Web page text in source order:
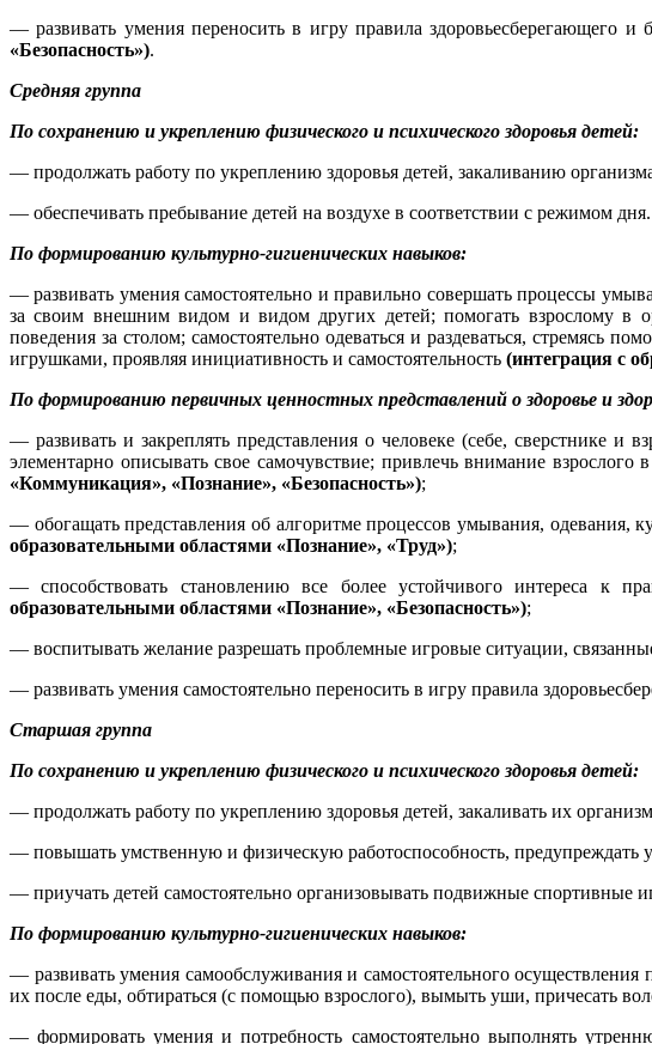
— развивать умения переносить в игру правила здоровьесберегающего и
«Безопасность»).
Средняя группа
По сохранению и укреплению физического и психического здоровья детей:
— продолжать работу по укреплению здоровья детей, закаливанию
— обеспечивать пребывание детей на воздухе в соответствии с режимом дня.
По формированию культурно-гигиенических навыков:
— развивать умения самостоятельно и правильно совершать процессы
за своим внешним видом и видом других детей; помогать взрослому в
поведения за столом; самостоятельно одеваться и раздеваться, стремясь
игрушками, проявляя инициативность и самостоятельность (интеграция с
По формированию первичных ценностных представлений о здоровье и
— развивать и закреплять представления о человеке (себе, сверстнике и
элементарно описывать свое самочувствие; привлечь внимание взрослого
«Коммуникация», «Познание», «Безопасность»);
— обогащать представления об алгоритме процессов умывания,
образовательными областями «Познание», «Труд»);
— способствовать становлению все более устойчивого интереса к
образовательными областями «Познание», «Безопасность»);
— воспитывать желание разрешать проблемные игровые ситуации,
— развивать умения самостоятельно переносить в игру правила
Старшая группа
По сохранению и укреплению физического и психического здоровья детей:
— продолжать работу по укреплению здоровья детей, закаливать их
— повышать умственную и физическую работоспособность, предупреждать
— приучать детей самостоятельно организовывать подвижные спортивные
По формированию культурно-гигиенических навыков:
— развивать умения самообслуживания и самостоятельного
их после еды, обтираться (с помощью взрослого), вымыть уши, причесать
— формировать умения и потребность самостоятельно выполнять